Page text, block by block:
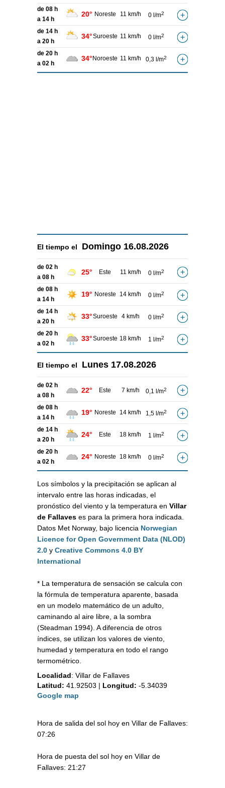
de 08 h
a 14 h
20° Noreste 11 km/h 0 l/m2
de 14 h
a 20 h
34°Suroeste 11 km/h 0 l/m2
de 20 h
a 02 h
34° Noroeste 11 km/h 0,3 l/m2
El tiempo el Domingo 16.08.2026
de 02 h
a 08 h
25° Este 11 km/h 0 l/m2
de 08 h
a 14 h
19° Noreste 14 km/h 0 l/m2
de 14 h
a 20 h
33°Suroeste 4 km/h 0 l/m2
de 20 h
a 02 h
33°Suroeste 18 km/h 1 l/m2
El tiempo el Lunes 17.08.2026
de 02 h
a 08 h
22° Este 7 km/h 0,1 l/m2
de 08 h
a 14 h
19° Noreste 14 km/h 1,5 l/m2
de 14 h
a 20 h
24° Este 18 km/h 1 l/m2
de 20 h
a 02 h
24° Noreste 18 km/h 0 l/m2
Los símbolos y la precipitación se aplican al
intervalo entre las horas indicadas, el
pronóstico del viento y la temperatura en Villar
de Fallaves es para la primera hora indicada.
Datos Met Norway, bajo licencia Norwegian
Licence for Open Government Data (NLOD)
2.0 y Creative Commons 4.0 BY
International
* La temperatura de sensación se calcula con
la fórmula de temperatura aparente, basada
en un modelo matemático de un adulto,
caminando al aire libre, a la sombra
(Steadman 1994). A diferencia de otros
índices, se utilizan los valores de viento,
humedad y temperatura en todo el rango
termométrico.
Localidad: Villar de Fallaves
Latitud: 41.92503 | Longitud: -5.34039
Google map
Hora de salida del sol hoy en Villar de Fallaves:
07:26
Hora de puesta del sol hoy en Villar de
Fallaves: 21:27